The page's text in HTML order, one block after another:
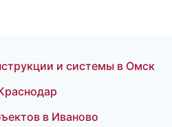
и системы в Омск
в Иваново